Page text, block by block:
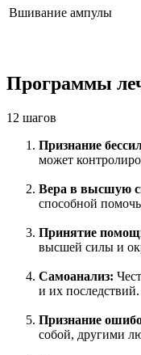
Вшивание ампулы
Программы
12 шагов
Признание
может
Вера в высшую
способной
Принятие
высшей силы и
Самоанализ:
и их последствий.
Признание
собой, другими